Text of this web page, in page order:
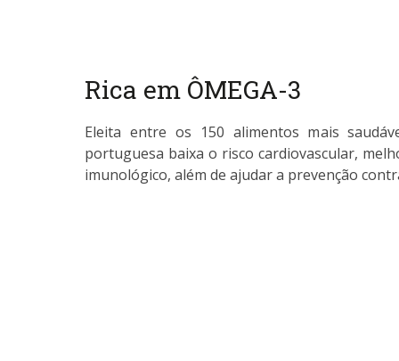
Rica em ÔMEGA-3
Eleita entre os 150 alimentos mais
portuguesa baixa o risco cardiovascular,
imunológico, além de ajudar a prevenção